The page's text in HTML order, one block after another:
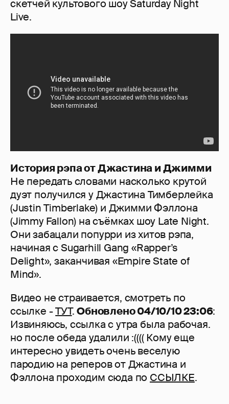
скетчей культового шоу Saturday Night
Live.
История рэпа от Джастина и Джимми
Не передать словами насколько крутой
дуэт получился у Джастина Тимберлейка
(Justin Timberlake) и Джимми Фэллона
(Jimmy Fallon) на съёмках шоу Late Night.
Они забацали попурри из хитов рэпа,
начиная с Sugarhill Gang «Rapper’s
Delight», заканчивая «Empire State of
Mind».
Видео не страивается, смотреть по
ссылке -ТУТ.Обновлено 04/10/10 23:06:
Извиняюсь, ссылка с утра была рабочая.
но после обеда удалили :(((( Кому еще
интересно увидеть очень веселую
пародию на реперов от Джастина и
Фэллона проходим сюда по ССЫЛКЕ.